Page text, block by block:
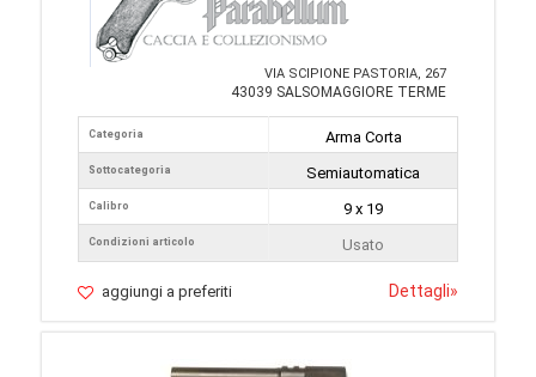
VIA SCIPIONE PASTORIA, 267
43039 SALSOMAGGIORE TERME
Categoria
Sottocategoria
Calibro
Condizioni articolo
Arma Corta
Semiautomatica
9 x 19
Usato
aggiungi a preferiti Dettagli»